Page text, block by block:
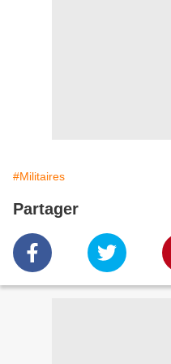
#Militaires
Partager